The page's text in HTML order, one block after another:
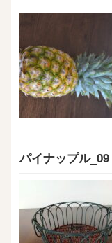
パイナップル_09